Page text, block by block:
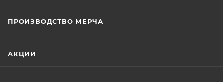
ПРОИЗВОДСТВО МЕРЧА
АКЦИИ